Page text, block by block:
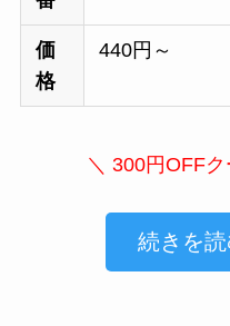
価
格
440円～
＼ 300円OFF
続きを